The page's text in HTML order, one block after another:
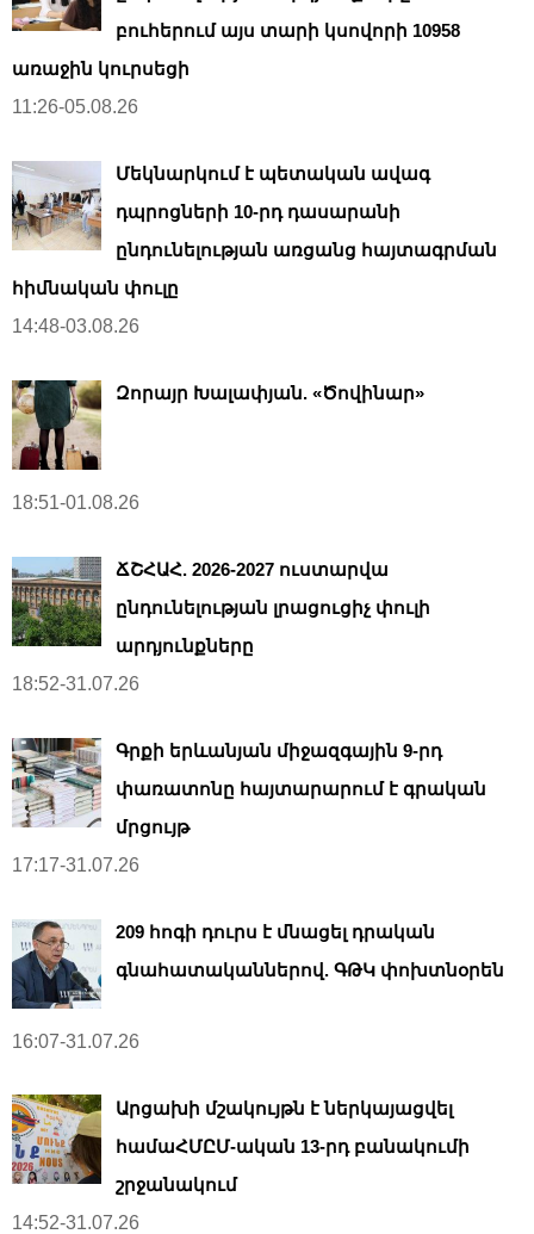
բուհերում այս տարի կսովորի 10958
առաջին կուրսեցի
11:26-05.08.26
Մեկնարկում է պետական ավագ
դպրոցների 10-րդ դասարանի
ընդունելության առցանց հայտագրման
հիմնական փուլը
14:48-03.08.26
Զորայր Խալափյան. «Ծովինար»
18:51-01.08.26
ՃՇՀԱՀ. 2026-2027 ուստարվա
ընդունելության լրացուցիչ փուլի
արդյունքները
18:52-31.07.26
Գրքի երևանյան միջազգային 9-րդ
փառատոնը հայտարարում է գրական
մրցույթ
17:17-31.07.26
209 հոգի դուրս է մնացել դրական
գնահատականներով. ԳԹԿ փոխտնօրեն
16:07-31.07.26
Արցախի մշակույթն է ներկայացվել
համաՀՄԸՄ-ական 13-րդ բանակումի
շրջանակում
14:52-31.07.26